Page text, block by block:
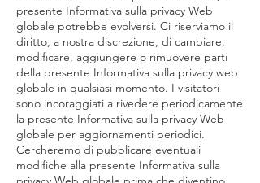
presente Informativa sulla privacy Web
globale potrebbe evolversi. Ci riserviamo il
diritto, a nostra discrezione, di cambiare,
modificare, aggiungere o rimuovere parti
della presente Informativa sulla privacy web
globale in qualsiasi momento. I visitatori
sono incoraggiati a rivedere periodicamente
la presente Informativa sulla privacy Web
globale per aggiornamenti periodici.
Cercheremo di pubblicare eventuali
modifiche alla presente Informativa sulla